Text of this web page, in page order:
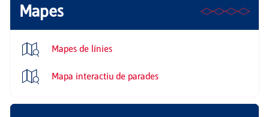
Mapes
Mapes de línies
Mapa interactiu de parades